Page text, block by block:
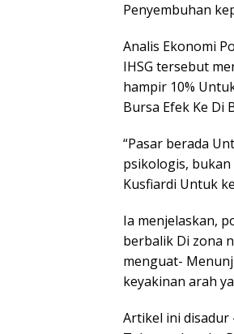
Penyembuhan
Analis Ekonomi
IHSG tersebut
hampir 10%
Bursa Efek Ke Di
“Pasar berada
psikologis,
Kusfiardi Untuk
Ia menjelaskan,
berbalik Di zona
menguat-
keyakinan arah
Artikel ini disadur